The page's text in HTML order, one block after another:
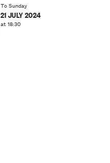
To Sunday
21 JULY 2024
at 18:30